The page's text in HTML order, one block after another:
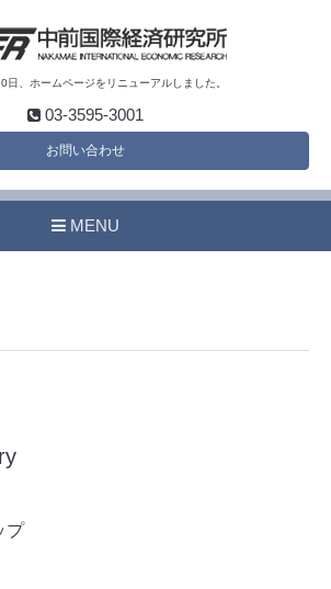
日、ホームページをリニューアルしました。
03-3595-3001
お問い合わせ
MENU
プ